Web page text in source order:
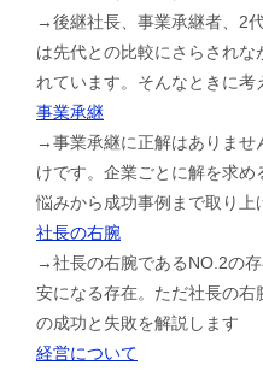
→後継社長、事業承継者、2
は先代との比較にさらされ
れています。そんなときに考
事業承継
→事業承継に正解はありませ
けです。企業ごとに解を求
悩みから成功事例まで取り上
社長の右腕
→社長の右腕であるNO.2の
安になる存在。ただ社長の
の成功と失敗を解説します
経営について